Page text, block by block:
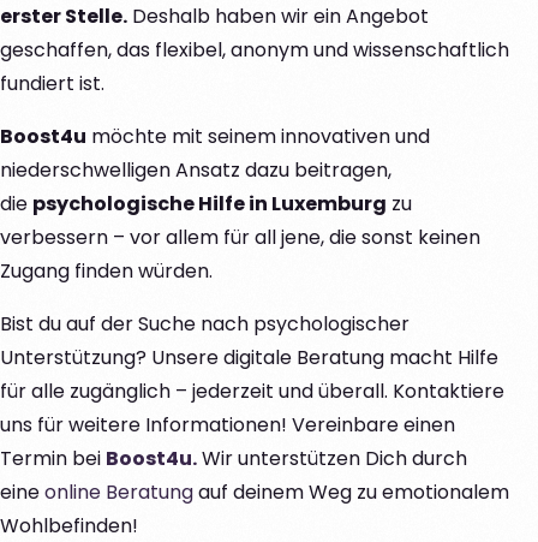
erster Stelle. Deshalb haben wir ein Angebot
geschaffen, das flexibel, anonym und wissenschaftlich
fundiert ist.
Boost4u möchte mit seinem innovativen und
niederschwelligen Ansatz dazu beitragen,
die psychologische Hilfe in Luxemburg zu
verbessern – vor allem für all jene, die sonst keinen
Zugang finden würden.
Bist du auf der Suche nach psychologischer
Unterstützung? Unsere digitale Beratung macht Hilfe
für alle zugänglich – jederzeit und überall. Kontaktiere
uns für weitere Informationen! Vereinbare einen
Termin bei Boost4u.Wir unterstützen Dich durch
eineonline Beratungauf deinem Weg zu emotionalem
Wohlbefinden!